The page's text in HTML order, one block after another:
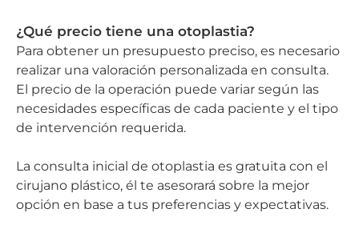
¿Qué precio tiene una otoplastia?
Para obtener un presupuesto preciso, es necesario
realizar una valoración personalizada en consulta.
El precio de la operación puede variar según las
necesidades específicas de cada paciente y el tipo
de intervención requerida.
La consulta inicial de otoplastia es gratuita con el
cirujano plástico, él te asesorará sobre la mejor
opción en base a tus preferencias y expectativas.